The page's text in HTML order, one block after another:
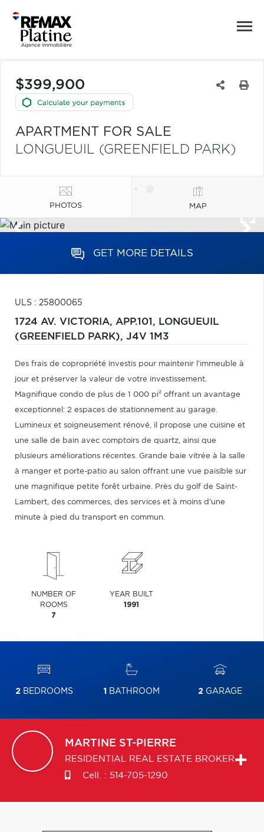
$399,900
APARTMENT FOR SALE
LONGUEUIL (GREENFIELD PARK)
PHOTOS MAP
GET MORE DETAILS
ULS : 25800065
1724 AV. VICTORIA, APP.101, LONGUEUIL
(GREENFIELD PARK), J4V 1M3
Des frais de copropriété investis pour maintenir l'immeuble à
jour et préserver la valeur de votre investissement.
Magnifique condo de plus de 1 000 pi² offrant un avantage
exceptionnel: 2 espaces de stationnement au garage.
Lumineux et soigneusement rénové, il propose une cuisine et
une salle de bain avec comptoirs de quartz, ainsi que
plusieurs améliorations récentes. Grande baie vitrée à la salle
à manger et porte-patio au salon offrant une vue paisible sur
une magnifique petite forêt urbaine. Près du golf de Saint-
Lambert, des commerces, des services et à moins d'une
minute à pied du transport en commun.
NUMBER OF
ROOMS
7
YEAR BUILT
1991
2BEDROOMS 1 BATHROOM 2GARAGE
MARTINE ST-PIERRE
RESIDENTIAL REAL ESTATE BROKER
Cell. : 514-705-1290